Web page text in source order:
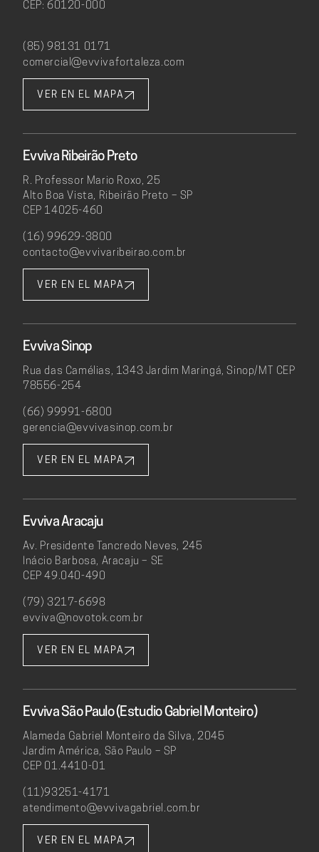
CEP: 60120-000
(85) 98131 0171
comercial@evvivafortaleza.com
VER EN EL MAPA
Evviva Ribeirão Preto
R. Professor Mario Roxo, 25
Alto Boa Vista, Ribeirão Preto – SP
CEP 14025-460
(16) 99629-3800
contacto@evvivaribeirao.com.br
VER EN EL MAPA
Evviva Sinop
Rua das Camélias, 1343 Jardim Maringá, Sinop/MT CEP
78556-254
(66) 99991-6800
gerencia@evvivasinop.com.br
VER EN EL MAPA
Evviva Aracaju
Av. Presidente Tancredo Neves, 245
Inácio Barbosa, Aracaju – SE
CEP 49.040-490
(79) 3217-6698
evviva@novotok.com.br
VER EN EL MAPA
Evviva São Paulo (Estudio Gabriel Monteiro)
Alameda Gabriel Monteiro da Silva, 2045
Jardim América, São Paulo – SP
CEP 01.4410-01
(11)93251-4171
atendimento@evvivagabriel.com.br
VER EN EL MAPA